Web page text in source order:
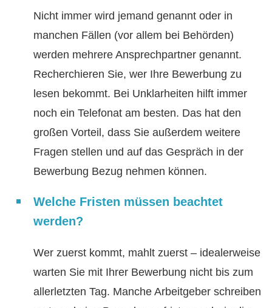
Nicht immer wird jemand genannt oder in
manchen Fällen (vor allem bei Behörden)
werden mehrere Ansprechpartner genannt.
Recherchieren Sie, wer Ihre Bewerbung zu
lesen bekommt. Bei Unklarheiten hilft immer
noch ein Telefonat am besten. Das hat den
großen Vorteil, dass Sie außerdem weitere
Fragen stellen und auf das Gespräch in der
Bewerbung Bezug nehmen können.
Welche Fristen müssen beachtet
werden?
Wer zuerst kommt, mahlt zuerst – idealerweise
warten Sie mit Ihrer Bewerbung nicht bis zum
allerletzten Tag. Manche Arbeitgeber schreiben